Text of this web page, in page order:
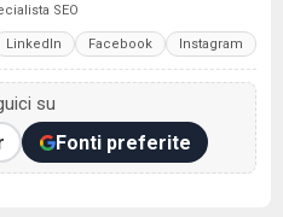
SEO
LinkedIn Facebook Instagram
su
Fonti preferite